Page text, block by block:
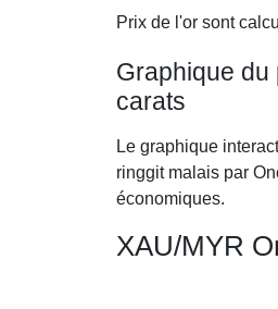
Prix de l'or sont
Graphique du
carats
Le graphique
ringgit malais par
économiques.
XAU/MYR